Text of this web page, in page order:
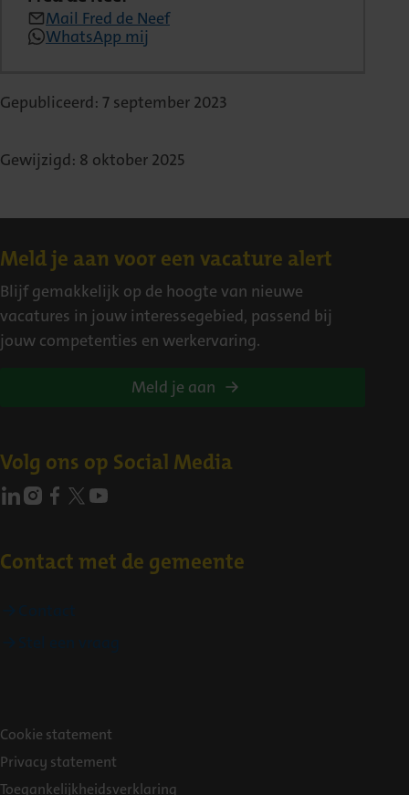
Mail Fred de Neef
WhatsApp mij
Gepubliceerd: 7 september 2023
Gewijzigd: 8 oktober 2025
Contact
Meld je aan voor een vacature alert
Blijf gemakkelijk op de hoogte van nieuwe
vacatures in jouw interessegebied, passend bij
jouw competenties en werkervaring.
Meld je aan
Volg ons op Social Media
Contact met de gemeente
Over
deze
Cookie statement
Privacy statement
Toegankelijkheidsverklaring